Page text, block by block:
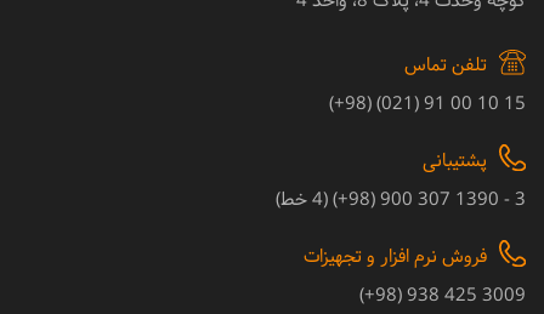
تلفن تماس
15 10 00 91 (021) (98+)
پشتیبانی
3 - 1390 307 900 (98+) (4 خط)
فروش نرم افزار و تجهیزات
3009 425 938 (98+)